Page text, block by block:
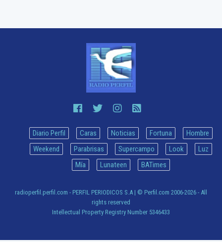
Diario Perfil Caras Noticias Fortuna
Hombre
Weekend
Parabrisas Supercampo Look
Luz
Mía
Lunateen BATimes
radioperfil.perfil.com - PERFIL PERIODICOS S.A | © Perfil.com 2006-2026 - All
rights reserved
Intellectual Property Registry Number 5346433